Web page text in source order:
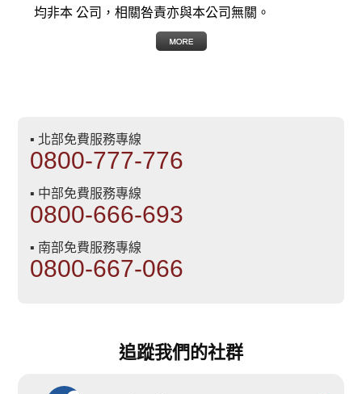
均非本 公司，相關咎責亦與本公司無關。
▪ 北部免費服務專線
0800-777-776
▪ 中部免費服務專線
0800-666-693
▪ 南部免費服務專線
0800-667-066
追蹤我們的社群